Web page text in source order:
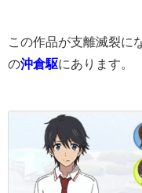
この作品が支離滅裂に
の沖倉駆にあります。